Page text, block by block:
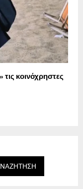
τις κοινόχρηστες